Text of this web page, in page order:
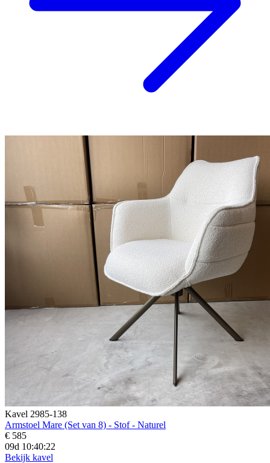
Kavel 2985-138
Armstoel Mare (Set van 8) - Stof - Naturel
€ 585
09d 10:40:20
Bekijk kavel